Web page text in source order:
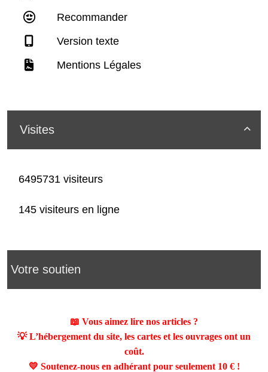
Recommander
Version texte
Mentions Légales

Visites
6495731 visiteurs
145 visiteurs en ligne
Votre soutien
📖 Vous aimez lire nos articles ?
💡 L’hébergement du site, les cartes et les ouvrages ont un
coût.
💛 Soutenez-nous en adhérant pour seulement 10 €!